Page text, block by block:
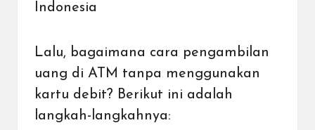
Indonesia
Lalu, bagaimana cara pengambilan
uang di ATM tanpa menggunakan
kartu debit? Berikut ini adalah
langkah-langkahnya: